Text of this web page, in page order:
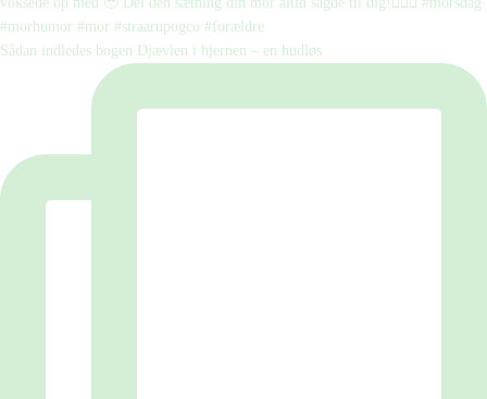
Sådan indledes bogen Djævlen i hjernen – en hudløs